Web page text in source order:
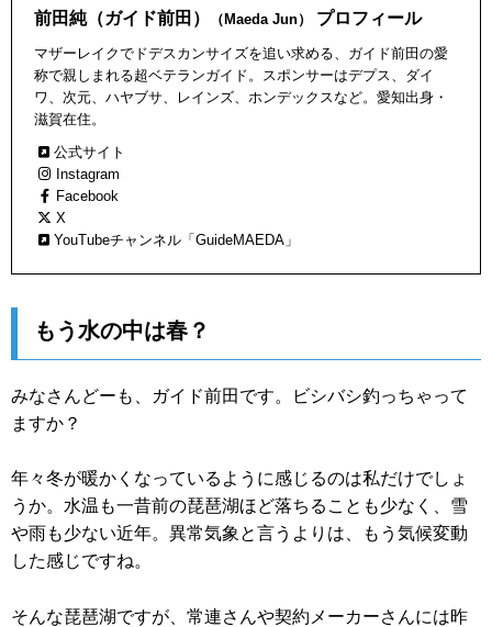
前田純（ガイド前田） （Maeda Jun） プロフィール
マザーレイクでドデスカンサイズを追い求める、ガイド前田の愛
称で親しまれる超ベテランガイド。スポンサーはデプス、ダイ
ワ、次元、ハヤブサ、レインズ、ホンデックスなど。愛知出身・
滋賀在住。
公式サイト
Instagram
Facebook
X
YouTubeチャンネル「GuideMAEDA」
もう水の中は春？
みなさんどーも、ガイド前田です。ビシバシ釣っちゃって
ますか？
年々冬が暖かくなっているように感じるのは私だけでしょ
うか。水温も一昔前の琵琶湖ほど落ちることも少なく、雪
や雨も少ない近年。異常気象と言うよりは、もう気候変動
した感じですね。
そんな琵琶湖ですが、常連さんや契約メーカーさんには昨